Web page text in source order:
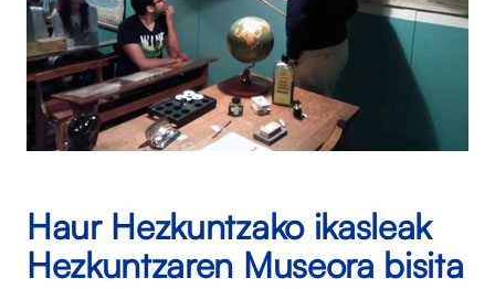
Haur Hezkuntzako ikasleak
Hezkuntzaren Museora bisita